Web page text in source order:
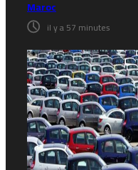
Maroc
il y a 57 minutes